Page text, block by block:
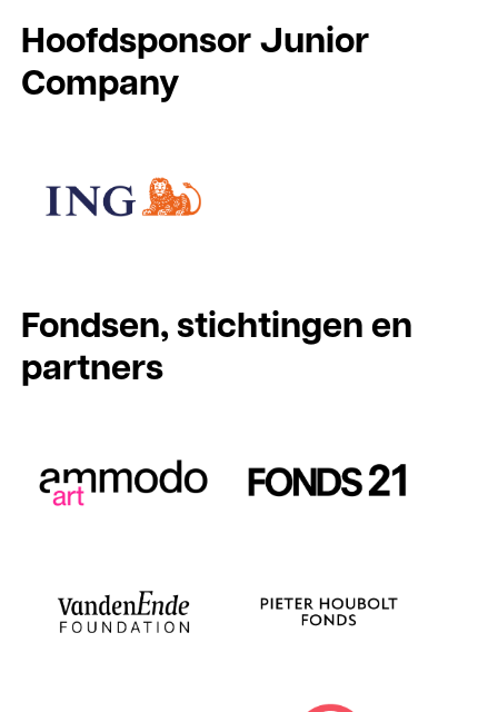
Hoofdsponsor Junior
Company
Fondsen, stichtingen en
partners